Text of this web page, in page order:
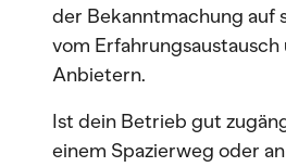
der Bekanntmachung auf
vom
Anbietern.
Ist dein Betrieb gut
einem Spazierweg oder